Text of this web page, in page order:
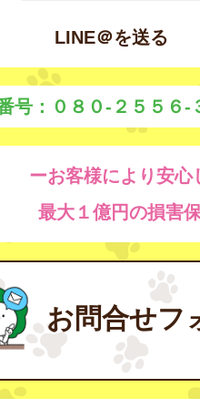
LINE＠を送る
号：０８０-２５５６-
ーお客様により安心
最大１億円の損害
お問合せフ